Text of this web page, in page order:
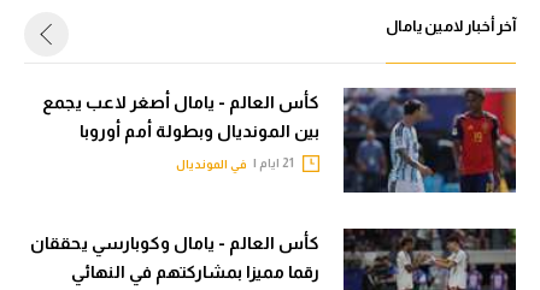
الوطن العربي
رياضة نسائية
آسيا
ركن الألعاب
آخر أخبار لامين يامال
كأس العالم - يامال أصغر لاعب يجمع
بين المونديال وبطولة أمم أوروبا
في المونديال
كأس العالم - يامال وكوبارسي يحققان
رقما مميزا بمشاركتهم في النهائي